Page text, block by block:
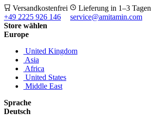
Versandkostenfrei Lieferung in 1–3 Tagen
+49 2225 926 146
service@amitamin.com
Store wählen
Europe
United Kingdom
Asia
Africa
United States
Middle East
Sprache
Deutsch